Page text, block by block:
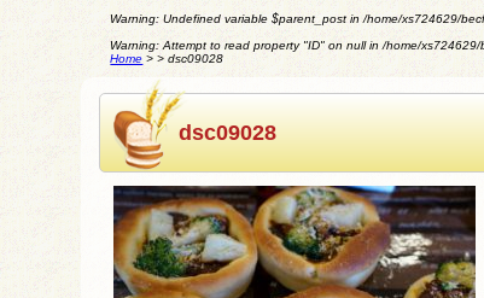
Warning: Undefined variable $parent_post in/home/xs724629/
Warning: Attempt to read property "ID" on null in/home/xs724629/
Home >>dsc09028
dsc09028